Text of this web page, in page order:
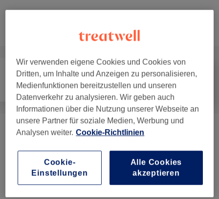
Haarentfernung Gesicht Körper
GESICHTSBEHANDLUNGEN (6)
MARIA GALLAND - BEHANDLUNGEN (2 ab 79 €
Wir verwenden eigene Cookies und Cookies von
Dritten, um Inhalte und Anzeigen zu personalisieren,
Medienfunktionen bereitzustellen und unseren
Datenverkehr zu analysieren. Wir geben auch
Informationen über die Nutzung unserer Webseite an
unsere Partner für soziale Medien, Werbung und
Analysen weiter. Cookie-Richtlinien
Cookie-
Einstellungen
Alle Cookies
akzeptieren